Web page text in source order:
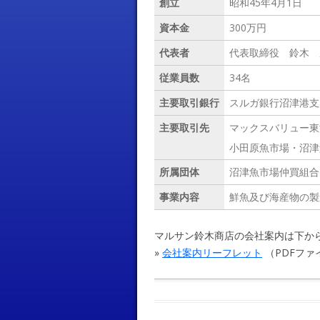
資本金
300万円
代表者
代表取締役 鈴木
従業員数
34名
主要取引銀行
スルガ銀行沼津港
主要取引先
マックスバリュー
小田原魚市場・沼
所属団体
沼津魚市場仲買組合
事業内容
鮮魚及び海産物の
マルサン鈴木商店の会社案内は下か
» 会社案内リーフレット （PDFフ